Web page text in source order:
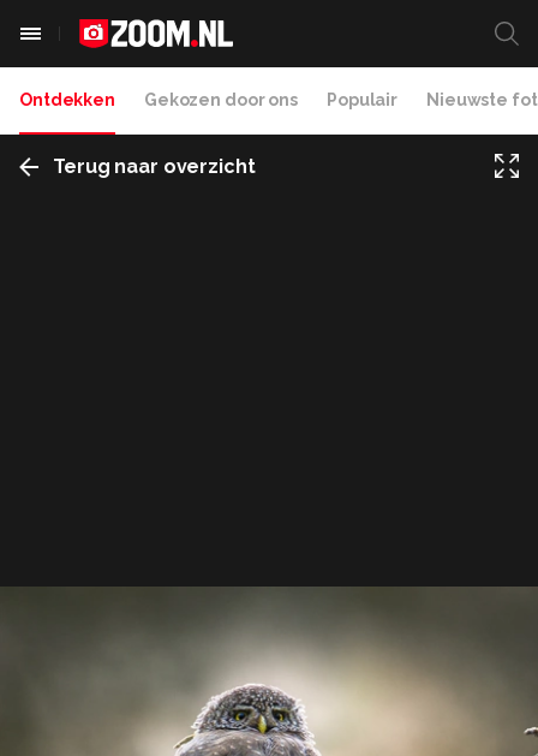
Ontdekken Gekozen door ons Populair Nieuwste
Terug naar overzicht